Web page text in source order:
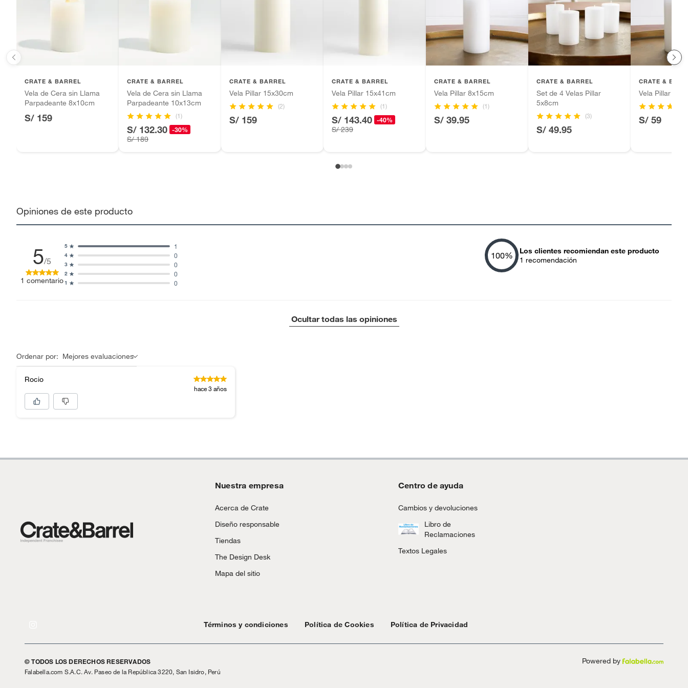
Baterías de auto.
CRATE & BARREL
Vela de Cera sin Llama
Parpadeante 8x10cm
S/ 159
CRATE & BARREL
Vela de Cera sin Llama
Parpadeante 10x13cm
(1)
S/ 132.30 -30%
S/ 189
CRATE & BARREL
Vela Pillar 15x30cm
(2)
S/ 159
CRATE & BARREL
Vela Pillar 15x41cm
(1)
S/ 143.40 -40%
S/ 239
CRATE & BARREL
Vela Pillar 8x15cm
(1)
S/ 39.95
CRATE & BARREL
Set de 4 Velas Pillar
5x8cm
(3)
S/ 49.95
CRATE &
Vela Pillar
S/ 59
Opiniones de este producto
5/5
1 comentario1 0
2 0
3 0
4 0
5 1
100%
Los clientes recomiendan este producto
1 recomendación
Ocultar todas las opiniones
Ordenar por: Mejores evaluaciones
Rocio
hace 3 años
Nuestra empresa
Acerca de Crate
Diseño responsable
Tiendas
The Design Desk
Mapa del sitio
Centro de ayuda
Cambios y devoluciones
Libro de
Reclamaciones
Textos Legales
Términos y condiciones Política de Cookies Política de Privacidad
© TODOS LOS DERECHOS RESERVADOS
Falabella.com S.A.C. Av. Paseo de la República 3220, San Isidro, Perú
Powered by